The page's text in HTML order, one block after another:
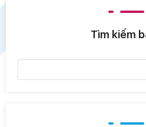
Tìm kiếm